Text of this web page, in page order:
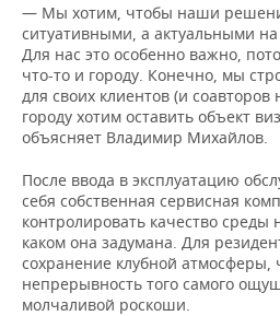
— Мы хотим, чтобы наши
ситуативными, а актуальными на
Для нас это особенно важно,
что-то и городу. Конечно, мы
для своих клиентов (и
городу хотим оставить объект
объясняет Владимир Михайлов.
После ввода в эксплуатацию
себя собственная сервисная
контролировать качество среды
каком она задумана. Для
сохранение клубной атмосферы,
непрерывность того самого
молчаливой роскоши.